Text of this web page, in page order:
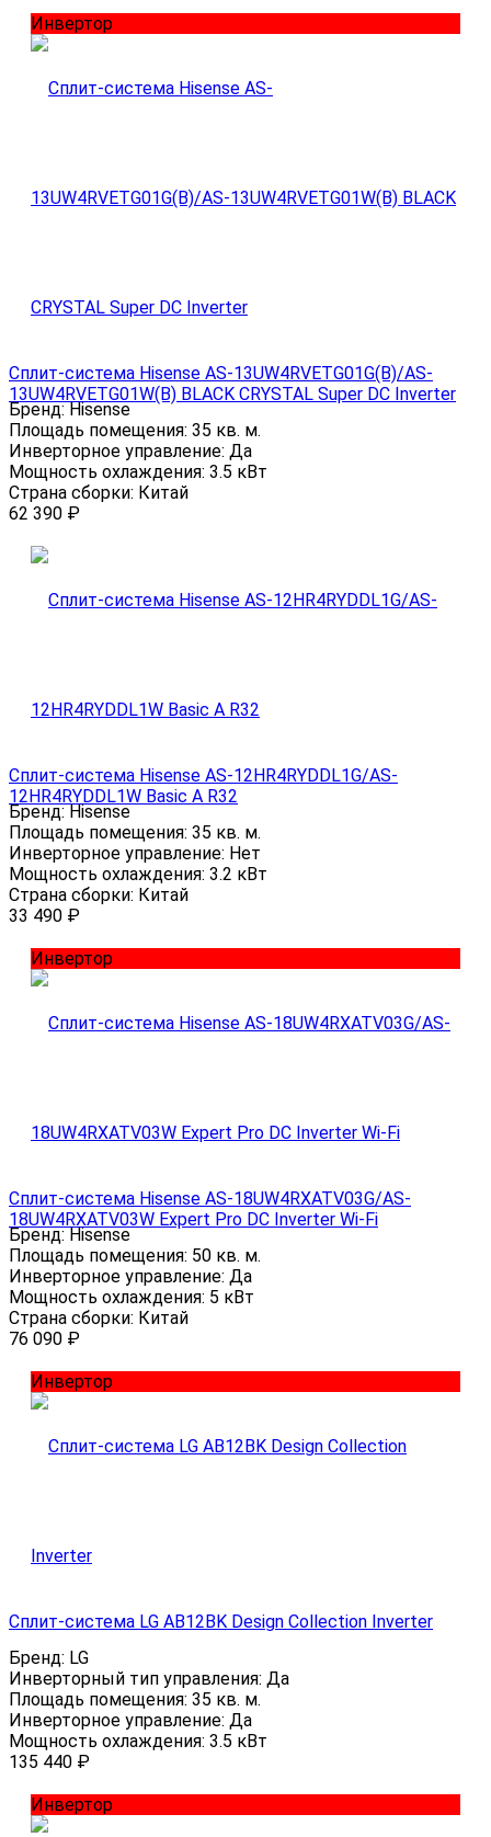
Инвертор
Сплит-система Hisense AS-13UW4RVETG01G(B)/AS-
13UW4RVETG01W(B) BLACK CRYSTAL Super DC Inverter
Бренд:Hisense
Площадь помещения: 35 кв. м.
Инверторное управление: Да
Мощность охлаждения: 3.5 кВт
Страна сборки: Китай
62 390 ₽
Сплит-система Hisense AS-12HR4RYDDL1G/AS-
12HR4RYDDL1W Basic A R32
Бренд:Hisense
Площадь помещения: 35 кв. м.
Инверторное управление: Нет
Мощность охлаждения: 3.2 кВт
Страна сборки: Китай
33 490 ₽
Инвертор
Сплит-система Hisense AS-18UW4RXATV03G/AS-
18UW4RXATV03W Expert Pro DC Inverter Wi-Fi
Бренд:Hisense
Площадь помещения: 50 кв. м.
Инверторное управление: Да
Мощность охлаждения: 5 кВт
Страна сборки: Китай
76 090 ₽
Инвертор
Сплит-система LG AB12BK Design Collection Inverter
Бренд: LG
Инверторный тип управления: Да
Площадь помещения: 35 кв. м.
Инверторное управление: Да
Мощность охлаждения: 3.5 кВт
135 440 ₽
Инвертор